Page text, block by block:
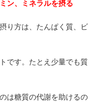
ン、ミネラルを摂る
り方は、たんぱく質、ビ
です。たとえ少量でも質
は糖質の代謝を助けるの